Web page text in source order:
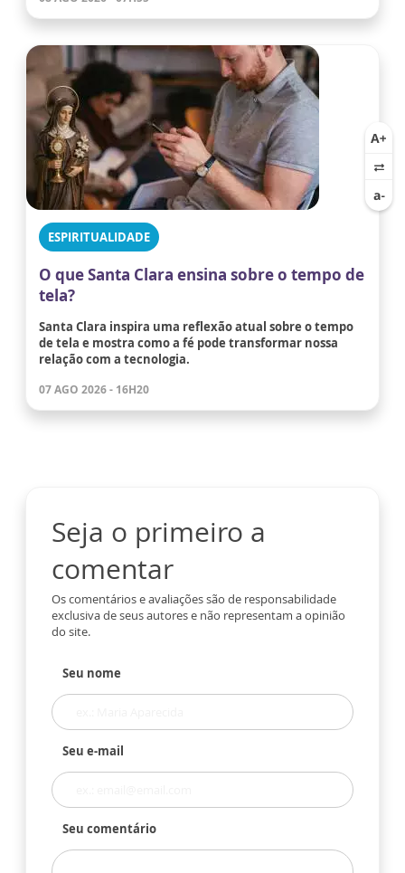
ESPIRITUALIDADE
O que Santa Clara ensina sobre o tempo de
tela?
Santa Clara inspira uma reflexão atual sobre o tempo
de tela e mostra como a fé pode transformar nossa
relação com a tecnologia.
07 AGO 2026 - 16H20
Seja o primeiro a
comentar
Os comentários e avaliações são de responsabilidade
exclusiva de seus autores e não representam a opinião
do site.
Seu nome
Seu e-mail
Seu comentário